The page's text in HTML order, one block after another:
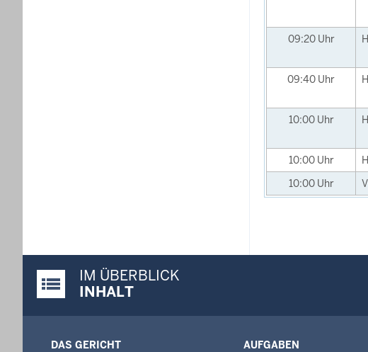
09:20 Uhr
09:40 Uhr
10:00 Uhr
10:00 Uhr
10:00 Uhr
Justiz-Portal im Überblick:
IM ÜBERBLICK
INHALT
DAS GERICHT AUFGABEN